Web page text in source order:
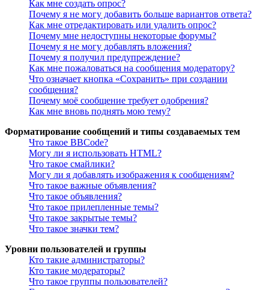
Как мне создать опрос?
Почему я не могу добавить больше вариантов ответа?
Как мне отредактировать или удалить опрос?
Почему мне недоступны некоторые форумы?
Почему я не могу добавлять вложения?
Почему я получил предупреждение?
Как мне пожаловаться на сообщения модератору?
Что означает кнопка «Сохранить» при создании
сообщения?
Почему моё сообщение требует одобрения?
Как мне вновь поднять мою тему?
Форматирование сообщений и типы создаваемых тем
Что такое BBCode?
Могу ли я использовать HTML?
Что такое смайлики?
Могу ли я добавлять изображения к сообщениям?
Что такое важные объявления?
Что такое объявления?
Что такое прилепленные темы?
Что такое закрытые темы?
Что такое значки тем?
Уровни пользователей и группы
Кто такие администраторы?
Кто такие модераторы?
Что такое группы пользователей?